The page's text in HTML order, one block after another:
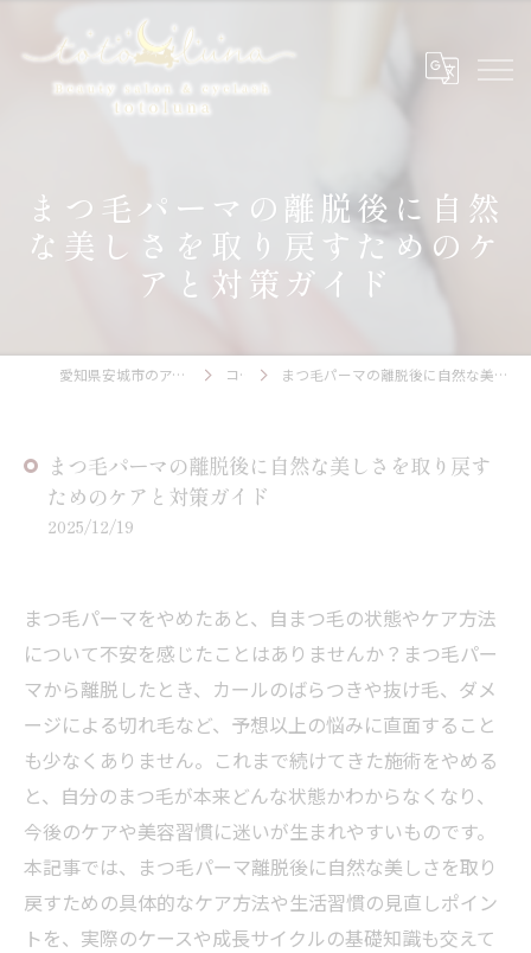
まつ毛パーマの離脱後に自然
な美しさを取り戻すためのケ
アと対策ガイド
愛知県安城市のアイラッシュならtotoluna コラム まつ毛パーマの離脱後に自然な美しさを取り戻すためのケアと対策ガイド
まつ毛パーマの離脱後に自然な美しさを取り戻す
ためのケアと対策ガイド
2025/12/19
まつ毛パーマをやめたあと、自まつ毛の状態やケア方法
について不安を感じたことはありませんか？まつ毛パー
マから離脱したとき、カールのばらつきや抜け毛、ダメ
ージによる切れ毛など、予想以上の悩みに直面すること
も少なくありません。これまで続けてきた施術をやめる
と、自分のまつ毛が本来どんな状態かわからなくなり、
今後のケアや美容習慣に迷いが生まれやすいものです。
本記事では、まつ毛パーマ離脱後に自然な美しさを取り
戻すための具体的なケア方法や生活習慣の見直しポイン
トを、実際のケースや成長サイクルの基礎知識も交えて